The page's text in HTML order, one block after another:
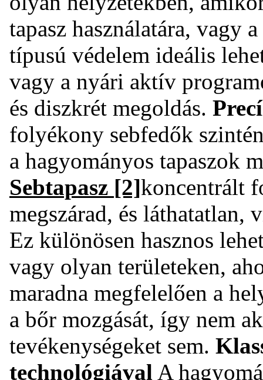
tapasz használatára, vagy
típusú védelem ideális
vagy a nyári aktív
és diszkrét megoldás.
folyékony sebfedők
a hagyományos tapaszok
Sebtapasz [2]koncentrált
megszárad, és láthatatlan,
Ez különösen hasznos
vagy olyan területeken,
maradna megfelelően a
a bőr mozgását, így nem
tevékenységeket sem.
technológiával A